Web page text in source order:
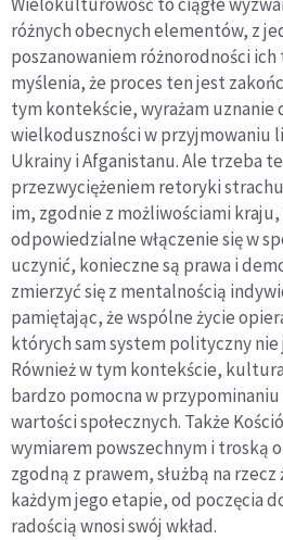
różnych obecnych elementów, z
poszanowaniem różnorodności
myślenia, że proces ten jest
tym kontekście, wyrażam uznanie
wielkoduszności w przyjmowaniu
Ukrainy i Afganistanu. Ale trzeba
przezwyciężeniem retoryki
im, zgodnie z możliwościami kraju,
odpowiedzialne włączenie się w
uczynić, konieczne są prawa i
zmierzyć się z mentalnością
pamiętając, że wspólne życie
których sam system polityczny
Również w tym kontekście,
bardzo pomocna w przypominaniu
wartości społecznych. Także
wymiarem powszechnym i troską
zgodną z prawem, służbą na
każdym jego etapie, od poczęcia
radością wnosi swój wkład.